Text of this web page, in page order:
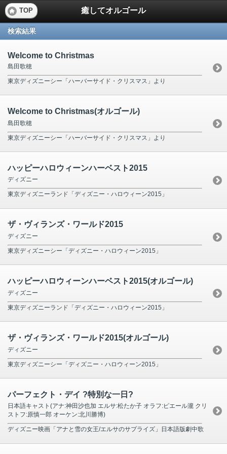
TOP 癒してオルゴール
検索結果
Welcome to Christmas
島田歌穂
東京ディズニーシー「ハーバーサイド・クリスマス」より
Welcome to Christmas(オルゴール)
島田歌穂
東京ディズニーシー「ハーバーサイド・クリスマス」より
ハッピーハロウィーンハーベスト2015
ディズニー
東京ディズニーランド「ディズニー・ハロウィーン2015」
ザ・ヴィランズ・ワールド2015
ディズニー
東京ディズニーシー「ディズニー・ハロウィーン2015」
ハッピーハロウィーンハーベスト2015(オルゴール)
ディズニー
東京ディズニーランド「ディズニー・ハロウィーン2015」
ザ・ヴィランズ・ワールド2015(オルゴール)
ディズニー
東京ディズニーシー「ディズニー・ハロウィーン2015」
パーフェクト・デイ ?特別な一日?
日本語キャスト(アナ:神田沙也加 エルサ:松たか子 オラフ:ピエール瀧 クリ
ストフ:原慎一郎 オーケン:北川勝博)
ディズニー映画「アナと雪の女王/エルサのサプライズ」日本語版劇中歌